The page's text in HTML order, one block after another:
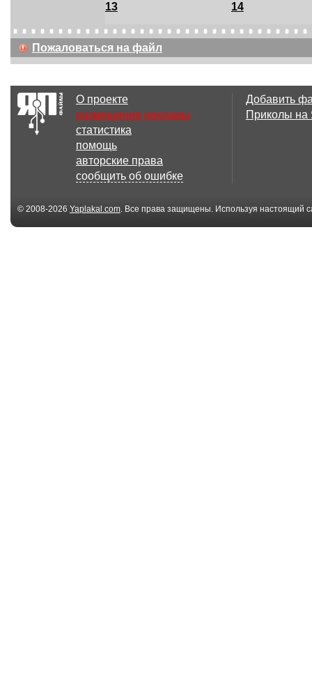
13 14
Пожаловаться на файл
О проекте
размещение рекламы
статистика
помощь
авторские права
сообщить об ошибке
Добавить
Приколы
© 2008-2026 Yaplakal.com. Все права защищены. Используя настоящий